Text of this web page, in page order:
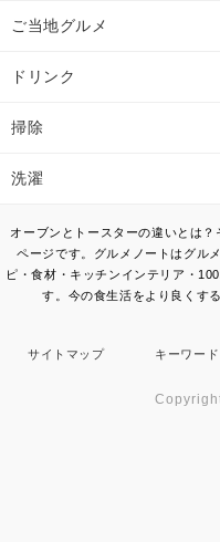
ご当地グルメ
ドリンク
掃除
洗濯
オーブンとトースターの違いとは
ページです。グルメノートはグル
ピ・食材・キッチンインテリア・
す。今の食生活をより良くす
サイトマップ キーワード